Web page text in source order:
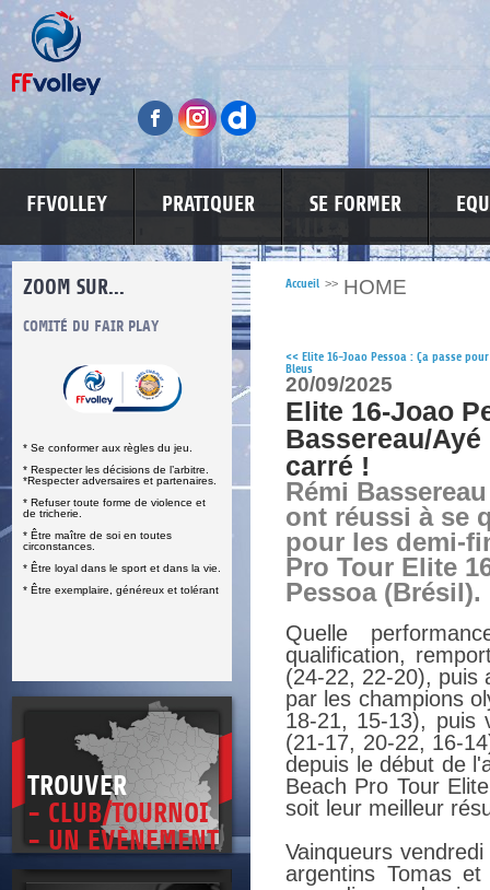
FFVOLLEY PRATIQUER SE FORMER
ZOOM SUR...
COMITÉ DU FAIR PLAY
* Se conformer aux règles du jeu.
* Respecter les décisions de l’arbitre.
*Respecter adversaires et partenaires.
* Refuser toute forme de violence et
de tricherie.
* Être maître de soi en toutes
circonstances.
* Être loyal dans le sport et dans la vie.
* Être exemplaire, généreux et tolérant
LUTTE CONTRE LES VIOLENCES
TROUVER
- CLUB/TOURNOI
- UN EVÈNEMENT
Accueil >> HOME
<< Elite 16-Joao Pessoa : Ça passe
Bleus
20/09/2025
Elite 16-Joao
Bassereau/
carré !
Rémi
ont réussi à se
pour les demi-
Pro Tour Elite
Pessoa (Brésil).
Quelle
qualification,
(24-22, 22-20), puis
par les champions
18-21, 15-13), puis
(21-17, 20-22, 16-
depuis le début de
Beach Pro Tour
soit leur meilleur
Vainqueurs
argentins Tomas